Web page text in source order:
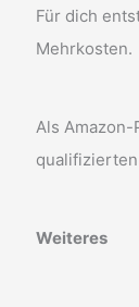
Für dich
Mehrkosten.
Als
Weiteres